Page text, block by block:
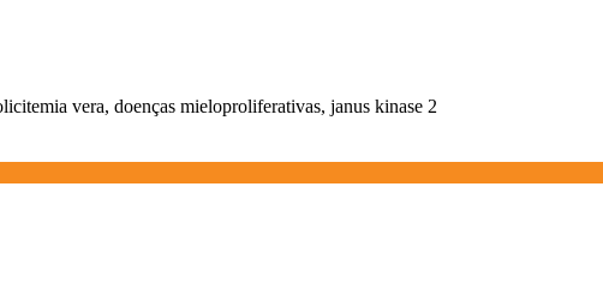
vera, doenças mieloproliferativas, janus kinase 2